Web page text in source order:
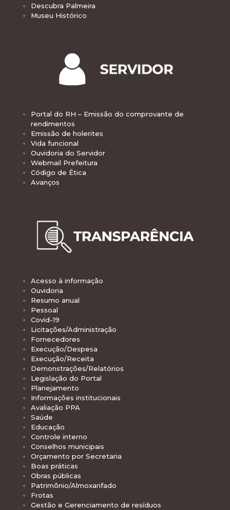
Descubra Palmeira
Museu Histórico
Portal do RH – Emissão do comprovante de
rendimentos
Emissão de holerites
Vida funcional
Ouvidoria do Servidor
Webmail Prefeitura
Código de Ética
Avanços
Acesso à informação
Ouvidoria
Resumo anual
Pessoal
Covid-19
Licitações/Administração
Fornecedores
Execução/Despesa
Execução/Receita
Demonstrações/Relatórios
Legislação do Portal
Planejamento
Informações institucionais
Avaliação PPA
Saúde
Educação
Controle interno
Conselhos municipais
Orçamento por Secretaria
Boas práticas
Obras públicas
Patrimônio/Almoxarifado
Frotas
Gestão e Gerenciamento de resíduos